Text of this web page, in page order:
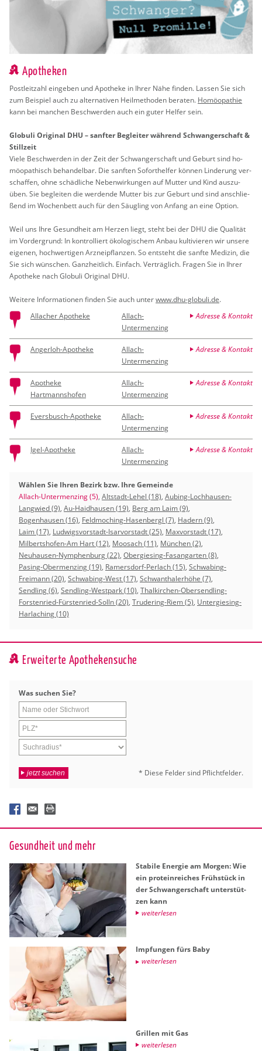
Apotheken
Post­leit­zahl ein­ge­ben und Apo­the­ke in Ihrer Nähe fin­den. Las­sen Sie sich
zum Bei­spiel auch zu al­ter­na­ti­ven Heil­me­tho­den be­ra­ten. Ho­möo­pa­thie
kann bei man­chen Be­schwer­den auch ein guter Hel­fer sein.
Glo­bu­li Ori­gi­nal DHU – sanf­ter Be­glei­ter wäh­rend Schwan­ger­schaft &
Still­zeit
Viele Be­schwer­den in der Zeit der Schwan­ger­schaft und Ge­burt sind ho­
möo­pa­thisch be­han­del­bar. Die sanf­ten So­fort­hel­fer kön­nen Lin­de­rung ver­
schaf­fen, ohne schäd­li­che Ne­ben­wir­kun­gen auf Mut­ter und Kind aus­zu­
üben. Sie be­glei­ten die wer­den­de Mut­ter bis zur Ge­burt und sind an­schlie­
ßend im Wo­chen­bett auch für den Säug­ling von An­fang an eine Op­ti­on.
Weil uns Ihre Ge­sund­heit am Her­zen liegt, steht bei der DHU die Qua­li­tät
im Vor­der­grund: In kon­trol­liert öko­lo­gi­schem Anbau kul­ti­vie­ren wir un­se­re
ei­ge­nen, hoch­wer­ti­gen Arz­nei­pflan­zen. So ent­steht die sanf­te Me­di­zin, die
Sie sich wün­schen. Ganz­heit­lich. Ein­fach. Ver­träg­lich. Fra­gen Sie in Ihrer
Apo­the­ke nach Glo­bu­li Ori­gi­nal DHU.
Wei­te­re In­for­ma­tio­nen fin­den Sie auch unterwww.​dhu-​globuli.​de.
Allacher Apotheke
Allach-
Untermenzing
Adresse & Kontakt
Angerloh-Apotheke
Allach-
Untermenzing
Adresse & Kontakt
Apotheke
Hartmannshofen
Allach-
Untermenzing
Adresse & Kontakt
Eversbusch-Apotheke
Allach-
Untermenzing
Adresse & Kontakt
Igel-Apotheke
Allach-
Untermenzing
Adresse & Kontakt
Wählen Sie Ihren Bezirk bzw. Ihre Gemeinde
Allach-Untermenzing (5), Altstadt-Lehel (18), Aubing-Lochhausen-
Langwied (9), Au-Haidhausen (19), Berg am Laim (9),
Bogenhausen (16), Feldmoching-Hasenbergl (7), Hadern (9),
Laim (17), Ludwigsvorstadt-Isarvorstadt (25), Maxvorstadt (17),
Milbertshofen-Am Hart (12), Moosach (11), München (2),
Neuhausen-Nymphenburg (22), Obergiesing-Fasangarten (8),
Pasing-Obermenzing (19), Ramersdorf-Perlach (15), Schwabing-
Freimann (20), Schwabing-West (17), Schwanthalerhöhe (7),
Sendling (6), Sendling-Westpark (10), Thalkirchen-Obersendling-
Forstenried-Fürstenried-Solln (20), Trudering-Riem (5), Untergiesing-
Harlaching (10)
Erweiterte Apothekensuche
Was su­chen Sie?
jetzt suchen * Diese Fel­der sind Pflicht­fel­der.
Ge­sund­heit und mehr
Sta­bi­le En­er­gie am Mor­gen: Wie
ein pro­te­in­rei­ches Früh­stück in
der Schwan­ger­schaft un­ter­stüt­
zen kann
wei­ter­le­sen
Imp­fun­gen fürs Baby
wei­ter­le­sen
Gril­len mit Gas
wei­ter­le­sen